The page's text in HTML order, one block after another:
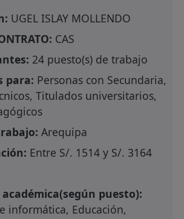
UGEL ISLAY MOLLENDO
CAS
24 puesto(s) de trabajo
para: Personas con Secundaria,
Titulados universitarios,
Arequipa
Entre S/. 1514 y S/. 3164
puesto):
informática, Educación,